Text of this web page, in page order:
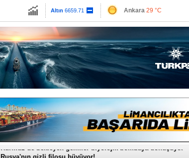
Altın 6659.71
Euro55.1258
Ankara 29 °C
Antalya33 °C
Muğla 31 °C
Çanakkale 30 °C
Türkiye'nin ‘Denizcilik Gücü’!
Dünyanın en tehlikeli yosunu: Yüz binlerce canlıyı öldürmüş
Rusya'nın gizli filosu büyüyor!